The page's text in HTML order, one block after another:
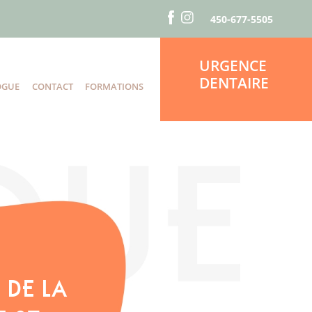
450-677-5505
CONTACT FORMATIONS
URGENCE
DENTAIRE
DE LA